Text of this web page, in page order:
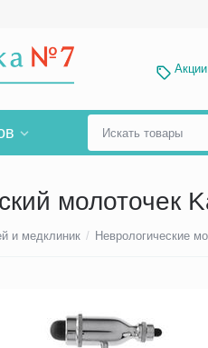
Акции
молоточек
и медклиник / Неврологические